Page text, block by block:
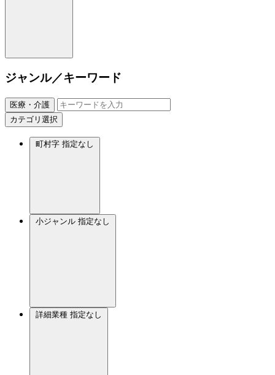
ジャンル／キーワード
医療・介護
カテゴリ選択
町村字 指定なし
小ジャンル 指定なし
詳細業種 指定なし